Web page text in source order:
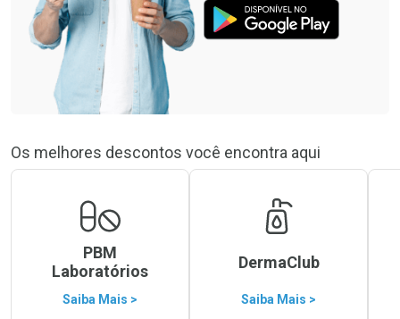
Os melhores descontos você encontra aqui
PBM
Laboratórios
Saiba Mais >
DermaClub
Saiba Mais >